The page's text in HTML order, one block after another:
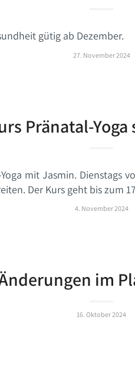
gütig ab Dezember.
27. November 2024
Pränatal-
mit Jasmin. Dienstags
Der Kurs geht bis zum
4. November 2024
im
16. Oktober 2024